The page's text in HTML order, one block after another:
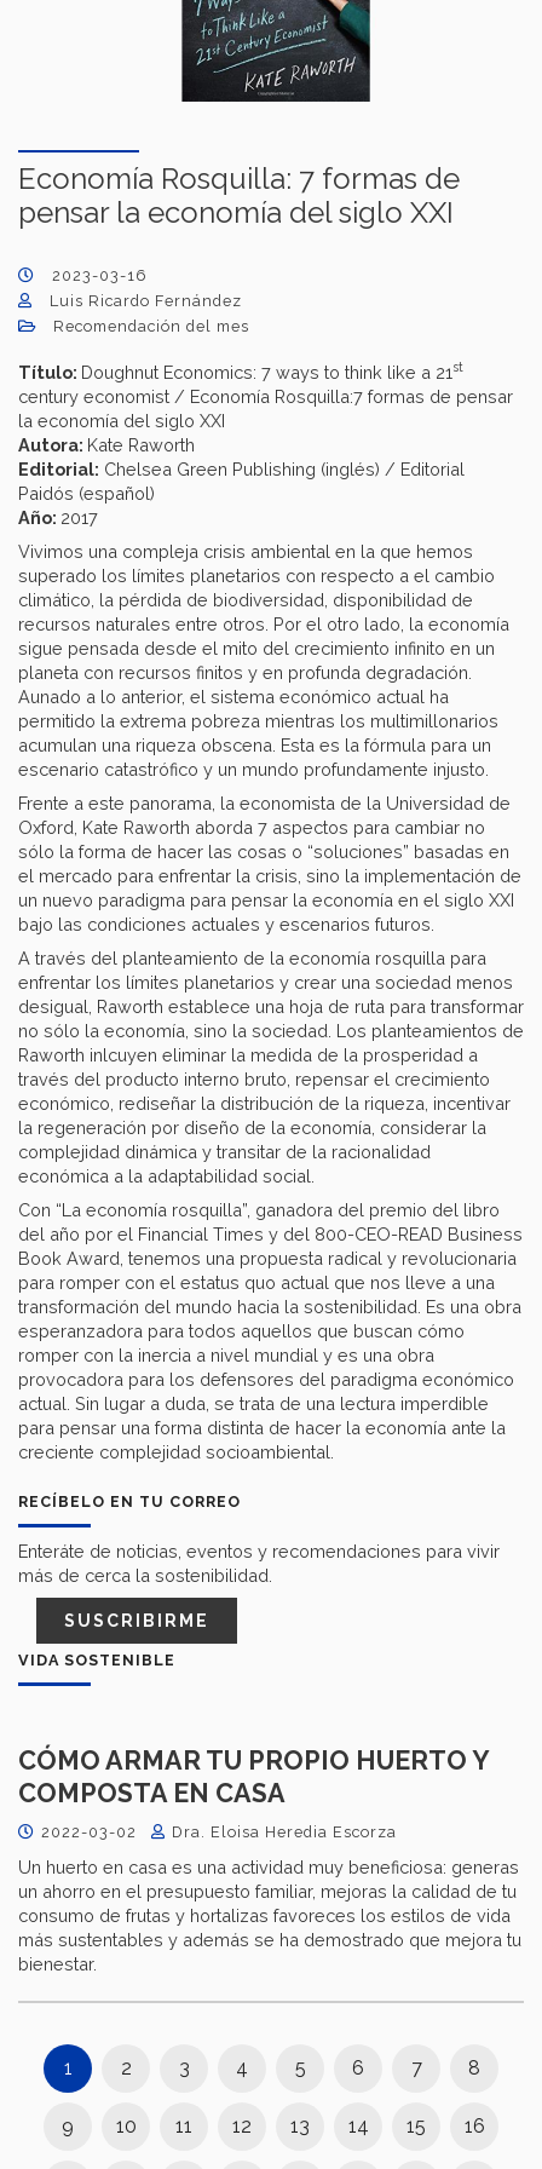
Economía Rosquilla: 7 formas de
pensar la economía del siglo XXI
2023-03-16
Luis Ricardo Fernández
Recomendación del mes
Título: Doughnut Economics: 7 ways to think like a 21 st
century economist / Economía Rosquilla:7 formas de pensar
la economía del siglo XXI
Autora: Kate Raworth
Editorial: Chelsea Green Publishing (inglés) / Editorial
Paidós (español)
Año: 2017
Vivimos una compleja crisis ambiental en la que hemos
superado los límites planetarios con respecto a el cambio
climático, la pérdida de biodiversidad, disponibilidad de
recursos naturales entre otros. Por el otro lado, la economía
sigue pensada desde el mito del crecimiento infinito en un
planeta con recursos finitos y en profunda degradación.
Aunado a lo anterior, el sistema económico actual ha
permitido la extrema pobreza mientras los multimillonarios
acumulan una riqueza obscena. Esta es la fórmula para un
escenario catastrófico y un mundo profundamente injusto.
Frente a este panorama, la economista de la Universidad de
Oxford, Kate Raworth aborda 7 aspectos para cambiar no
sólo la forma de hacer las cosas o “soluciones” basadas en
el mercado para enfrentar la crisis, sino la implementación de
un nuevo paradigma para pensar la economía en el siglo XXI
bajo las condiciones actuales y escenarios futuros.
A través del planteamiento de la economía rosquilla para
enfrentar los límites planetarios y crear una sociedad menos
desigual, Raworth establece una hoja de ruta para transformar
no sólo la economía, sino la sociedad. Los planteamientos de
Raworth inlcuyen eliminar la medida de la prosperidad a
través del producto interno bruto, repensar el crecimiento
económico, rediseñar la distribución de la riqueza, incentivar
la regeneración por diseño de la economía, considerar la
complejidad dinámica y transitar de la racionalidad
económica a la adaptabilidad social.
Con “La economía rosquilla”, ganadora del premio del libro
del año por el Financial Times y del 800-CEO-READ Business
Book Award, tenemos una propuesta radical y revolucionaria
para romper con el estatus quo actual que nos lleve a una
transformación del mundo hacia la sostenibilidad. Es una obra
esperanzadora para todos aquellos que buscan cómo
romper con la inercia a nivel mundial y es una obra
provocadora para los defensores del paradigma económico
actual. Sin lugar a duda, se trata de una lectura imperdible
para pensar una forma distinta de hacer la economía ante la
creciente complejidad socioambiental.
RECÍBELO EN TU CORREO
Enteráte de noticias, eventos y recomendaciones para vivir
más de cerca la sostenibilidad.
SUSCRIBIRME
VIDA SOSTENIBLE
CÓMO ARMAR TU PROPIO HUERTO Y
COMPOSTA EN CASA
2022-03-02 Dra. Eloisa Heredia Escorza
Un huerto en casa es una actividad muy beneficiosa: generas
un ahorro en el presupuesto familiar, mejoras la calidad de tu
consumo de frutas y hortalizas favoreces los estilos de vida
más sustentables y además se ha demostrado que mejora tu
bienestar.
1 2 3 4 5 6 7 8
9 10 11 12 13 14 15 16